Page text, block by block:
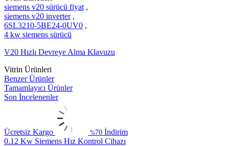
siemens v20 sürücü fiyat ,
siemens v20 inverter ,
6SL3210-5BE24-0UV0 ,
4 kw siemens sürücü
V20 Hızlı Devreye Alma Klavuzu
Vitrin Ürünleri
Benzer Ürünler
Tamamlayıcı Ürünler
Son İncelenenler
Ücretsiz Kargo %70 İndirim
0.12 Kw Siemens Hız Kontrol Cihazı